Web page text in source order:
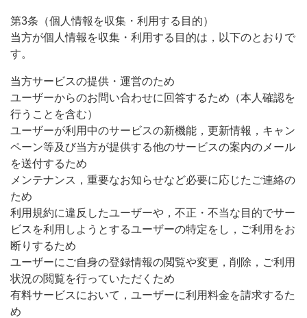
第3条（個人情報を収集・利用する目的）
当方が個人情報を収集・利用する目的は，以下のとおりで
す。
当方サービスの提供・運営のため
ユーザーからのお問い合わせに回答するため（本人確認を
行うことを含む）
ユーザーが利用中のサービスの新機能，更新情報，キャン
ペーン等及び当方が提供する他のサービスの案内のメール
を送付するため
メンテナンス，重要なお知らせなど必要に応じたご連絡の
ため
利用規約に違反したユーザーや，不正・不当な目的でサー
ビスを利用しようとするユーザーの特定をし，ご利用をお
断りするため
ユーザーにご自身の登録情報の閲覧や変更，削除，ご利用
状況の閲覧を行っていただくため
有料サービスにおいて，ユーザーに利用料金を請求するた
め